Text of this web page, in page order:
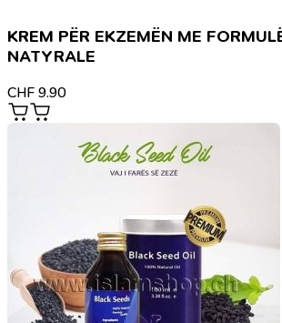
KREM PËR EKZEMËN ME
NATYRALE
CHF 9.90